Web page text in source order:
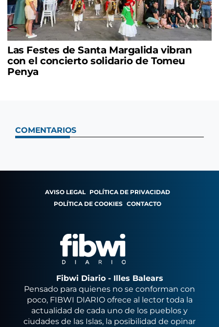
Las Festes de Santa Margalida vibran
con el concierto solidario de Tomeu
Penya
COMENTARIOS
AVISO LEGAL POLÍTICA DE PRIVACIDAD
POLÍTICA DE COOKIES CONTACTO
Fibwi Diario - Illes Balears
Pensado para quienes no se conforman con
poco, FIBWI DIARIO ofrece al lector toda la
actualidad de cada uno de los pueblos y
ciudades de las Islas, la posibilidad de opinar